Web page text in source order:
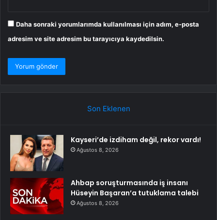
Daha sonraki yorumlarımda kullanılması için adım, e-posta
adresim ve site adresim bu tarayıcıya kaydedilsin.
Son Eklenen
Kayseri’de izdiham değil, rekor vardı!
Ağustos 8, 2026
Ahbap soruşturmasında iş insanı
Hüseyin Başaran’a tutuklama talebi
Ağustos 8, 2026